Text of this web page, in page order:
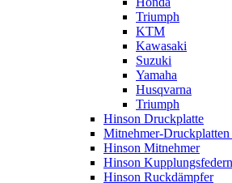
Triumph
KTM
Kawasaki
Suzuki
Yamaha
Husqvarna
Triumph
Hinson Druckplatte
Mitnehmer-
Hinson Mitnehmer
Hinson Kupplungsfedern
Hinson Ruckdämpfer